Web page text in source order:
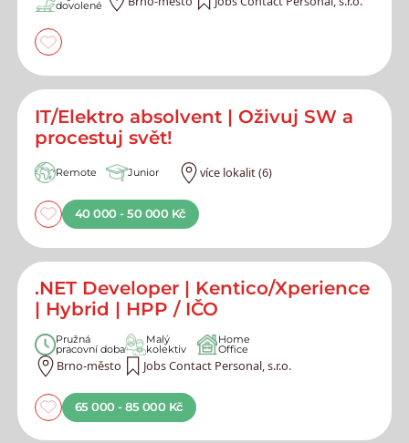
dovolené
IT/Elektro absolvent | Oživuj SW a
procestuj svět!
Remote Junior více lokalit (6)
40 000 - 50 000 Kč
.NET Developer | Kentico/Xperience
| Hybrid | HPP / IČO
Pružná
pracovní doba
Malý
kolektiv
Home
Office
Brno-město Jobs Contact Personal, s.r.o.
65 000 - 85 000 Kč